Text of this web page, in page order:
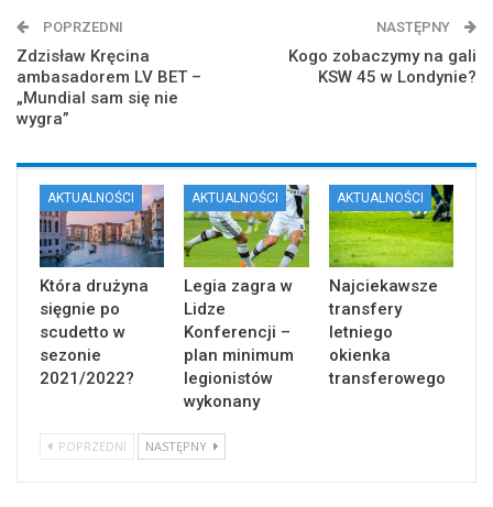
POPRZEDNI
Zdzisław Kręcina
ambasadorem LV BET –
„Mundial sam się nie
wygra”
NASTĘPNY
Kogo zobaczymy na gali
KSW 45 w Londynie?
AKTUALNOŚCI
Która drużyna
sięgnie po
scudetto w
sezonie
2021/2022?
AKTUALNOŚCI
Legia zagra w
Lidze
Konferencji –
plan minimum
legionistów
wykonany
AKTUALNOŚCI
Najciekawsze
transfery
letniego
okienka
transferowego
POPRZEDNI NASTĘPNY